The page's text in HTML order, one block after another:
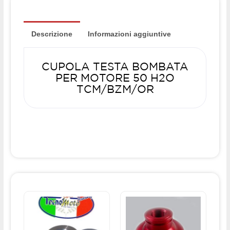
Descrizione Informazioni aggiuntive
CUPOLA TESTA BOMBATA
PER MOTORE 50 H2O
TCM/BZM/OR
Questo
prodotto
ha